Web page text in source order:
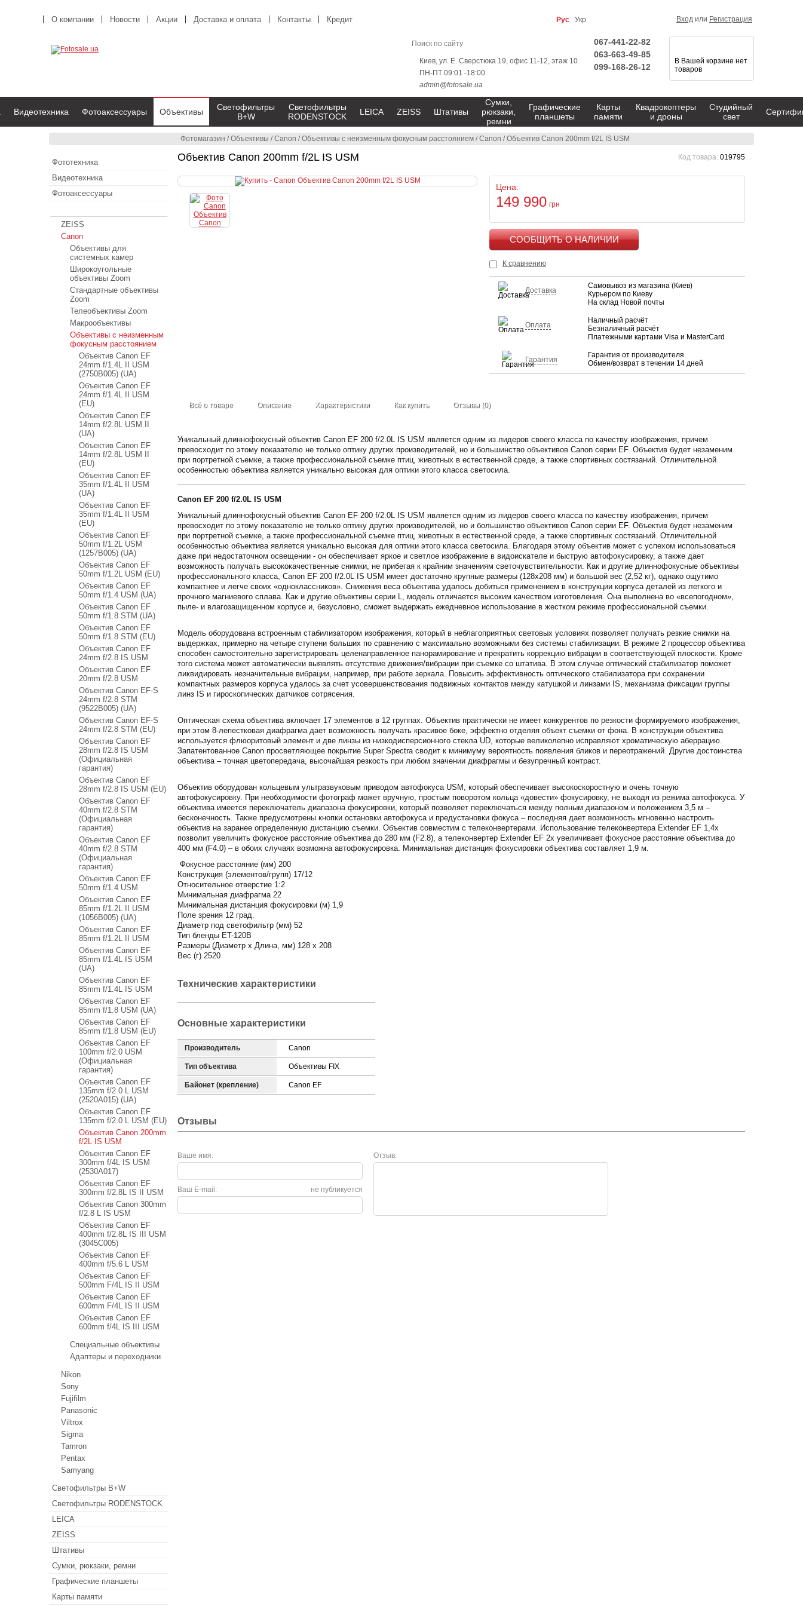
Фотомагазин /Объективы /Canon /Объективы с неизменным фокусным расстоянием /Canon /Объектив Canon 200mm f/2L IS USM
Объектив Canon 200mm f/2L IS USM Код товара: 019795
Цена:
149 990 грн
К сравнению
Доставка
Самовывоз из магазина (Киев)
Курьером по Киеву
На склад Новой почты
Оплата
Наличный расчёт
Безналичный расчёт
Платежными картами Visa и MasterCard
Гарантия
Гарантия от производителя
Обмен/возврат в течении 14 дней
Всё о товаре Описание Характеристики Как купить Отзывы (0)
Уникальный длиннофокусный объектив Canon EF 200 f/2.0L IS USM является одним из лидеров своего класса по качеству изображения, причем
превосходит по этому показателю не только оптику других производителей, но и большинство объективов Canon серии EF. Объектив будет незаменим
при портретной съемке, а также профессиональной съемке птиц, животных в естественной среде, а также спортивных состязаний. Отличительной
особенностью объектива является уникально высокая для оптики этого класса светосила.
Canon EF 200 f/2.0L IS USM
Уникальный длиннофокусный объектив Canon EF 200 f/2.0L IS USM является одним из лидеров своего класса по качеству изображения, причем
превосходит по этому показателю не только оптику других производителей, но и большинство объективов Canon серии EF. Объектив будет незаменим
при портретной съемке, а также профессиональной съемке птиц, животных в естественной среде, а также спортивных состязаний. Отличительной
особенностью объектива является уникально высокая для оптики этого класса светосила. Благодаря этому объектив может с успехом использоваться
даже при недостаточном освещении - он обеспечивает яркое и светлое изображение в видоискателе и быструю автофокусировку, а также дает
возможность получать высококачественные снимки, не прибегая к крайним значениям светочувствительности. Как и другие длиннофокусные объективы
профессионального класса, Canon EF 200 f/2.0L IS USM имеет достаточно крупные размеры (128х208 мм) и большой вес (2,52 кг), однако ощутимо
компактнее и легче своих «одноклассников». Снижения веса объектива удалось добиться применением в конструкции корпуса деталей из легкого и
прочного магниевого сплава. Как и другие объективы серии L, модель отличается высоким качеством изготовления. Она выполнена во «всепогодном»,
пыле- и влагозащищенном корпусе и, безусловно, сможет выдержать ежедневное использование в жестком режиме профессиональной съемки.
Модель оборудована встроенным стабилизатором изображения, который в неблагоприятных световых условиях позволяет получать резкие снимки на
выдержках, примерно на четыре ступени больших по сравнению с максимально возможными без системы стабилизации. В режиме 2 процессор объектива
способен самостоятельно зарегистрировать целенаправленное панорамирование и прекратить коррекцию вибрации в соответствующей плоскости. Кроме
того система может автоматически выявлять отсутствие движения/вибрации при съемке со штатива. В этом случае оптический стабилизатор поможет
ликвидировать незначительные вибрации, например, при работе зеркала. Повысить эффективность оптического стабилизатора при сохранении
компактных размеров корпуса удалось за счет усовершенствования подвижных контактов между катушкой и линзами IS, механизма фиксации группы
линз IS и гироскопических датчиков сотрясения.
Оптическая схема объектива включает 17 элементов в 12 группах. Объектив практически не имеет конкурентов по резкости формируемого изображения,
при этом 8-лепестковая диафрагма дает возможность получать красивое боке, эффектно отделяя объект съемки от фона. В конструкции объектива
используется флюоритовый элемент и две линзы из низкодисперсионного стекла UD, которые великолепно исправляют хроматическую аберрацию.
Запатентованное Canon просветляющее покрытие Super Spectra сводит к минимуму вероятность появления бликов и переотражений. Другие достоинства
объектива – точная цветопередача, высочайшая резкость при любом значении диафрагмы и безупречный контраст.
Объектив оборудован кольцевым ультразвуковым приводом автофокуса USM, который обеспечивает высокоскоростную и очень точную
автофокусировку. При необходимости фотограф может вручную, простым поворотом кольца «довести» фокусировку, не выходя из режима автофокуса. У
объектива имеется переключатель диапазона фокусировки, который позволяет переключаться между полным диапазоном и положением 3,5 м –
бесконечность. Также предусмотрены кнопки остановки автофокуса и предустановки фокуса – последняя дает возможность мгновенно настроить
объектив на заранее определенную дистанцию съемки. Объектив совместим с телеконвертерами. Использование телеконвертера Extender EF 1,4x
позволит увеличить фокусное расстояние объектива до 280 мм (F2.8), а телеконвертер Extender EF 2х увеличивает фокусное расстояние объектива до
400 мм (F4.0) – в обоих случаях возможна автофокусировка. Минимальная дистанция фокусировки объектива составляет 1,9 м.
Фокусное расстояние (мм) 200
Конструкция (элементов/групп) 17/12
Относительное отверстие 1:2
Минимальная диафрагма 22
Минимальная дистанция фокусировки (м) 1,9
Поле зрения 12 град.
Диаметр под светофильтр (мм) 52
Тип бленды ET-120B
Размеры (Диаметр х Длина, мм) 128 x 208
Вес (г) 2520
Технические характеристики
Основные характеристики
Производитель Canon
Тип объектива Объективы FIX
Байонет (крепление) Canon EF
Отзывы
Ваше имя: Отзыв:
не публикуется
Ваш E-mail:
О компании Новости Акции Доставка и оплата Контакты Кредит Рус Укр Вход или Регистрация
Киев, ул. Е. Сверстюка 19, офис 11-12, этаж 10
ПН-ПТ 09:01 -18:00
admin@fotosale.ua
067-441-22-82
063-663-49-85
099-168-26-12
В Вашей корзине нет
товаров
Видеотехника Фотоаксессуары Объективы
Светофильтры
B+W
Светофильтры
RODENSTOCK
LEICA ZEISS Штативы
Сумки,
рюкзаки,
ремни
Графические
планшеты
Карты
памяти
Квадрокоптеры
и дроны
Студийный
свет
Фототехника
Видеотехника
Фотоаксессуары
ZEISS
Canon
Объективы для
системных камер
Широкоугольные
объективы Zoom
Стандартные объективы
Zoom
Телеобъективы Zoom
Макрообъективы
Объективы с неизменным
фокусным расстоянием
Объектив Canon EF
24mm f/1.4L II USM
(2750B005) (UA)
Объектив Canon EF
24mm f/1.4L II USM
(EU)
Объектив Canon EF
14mm f/2.8L USM II
(UA)
Объектив Canon EF
14mm f/2.8L USM II
(EU)
Объектив Canon EF
35mm f/1.4L II USM
(UA)
Объектив Canon EF
35mm f/1.4L II USM
(EU)
Объектив Canon EF
50mm f/1.2L USM
(1257B005) (UA)
Объектив Canon EF
50mm f/1.2L USM (EU)
Объектив Canon EF
50mm f/1.4 USM (UA)
Объектив Canon EF
50mm f/1.8 STM (UA)
Объектив Canon EF
50mm f/1.8 STM (EU)
Объектив Сanon EF
24mm f/2.8 IS USM
Объектив Canon EF
20mm f/2.8 USM
Объектив Canon EF-S
24mm f/2.8 STM
(9522B005) (UA)
Объектив Canon EF-S
24mm f/2.8 STM (EU)
Объектив Canon EF
28mm f/2.8 IS USM
(Официальная
гарантия)
Объектив Canon EF
28mm f/2.8 IS USM (EU)
Объектив Canon EF
40mm f/2.8 STM
(Официальная
гарантия)
Объектив Canon EF
40mm f/2.8 STM
(Официальная
гарантия)
Объектив Canon EF
50mm f/1.4 USM
Объектив Canon EF
85mm f/1.2L II USM
(1056B005) (UA)
Объектив Canon EF
85mm f/1.2L II USM
Объектив Canon EF
85mm f/1.4L IS USM
(UA)
Объектив Canon EF
85mm f/1.4L IS USM
Объектив Canon EF
85mm f/1.8 USM (UA)
Объектив Canon EF
85mm f/1.8 USM (EU)
Объектив Canon EF
100mm f/2.0 USM
(Официальная
гарантия)
Объектив Canon EF
135mm f/2.0 L USM
(2520A015) (UA)
Объектив Canon EF
135mm f/2.0 L USM (EU)
Объектив Canon 200mm
f/2L IS USM
Объектив Canon EF
300mm f/4L IS USM
(2530A017)
Объектив Canon EF
300mm f/2.8L IS II USM
Объектив Canon 300mm
f/2.8 L IS USM
Объектив Canon EF
400mm f/2.8L IS III USM
(3045C005)
Объектив Canon EF
400mm f/5.6 L USM
Объектив Canon EF
500mm F/4L IS II USM
Объектив Canon EF
600mm F/4L IS II USM
Объектив Canon EF
600mm f/4L IS III USM
Специальные объективы
Адаптеры и переходники
Nikon
Sony
Fujifilm
Panasonic
Viltrox
Sigma
Tamron
Pentax
Samyang
Светофильтры B+W
Светофильтры RODENSTOCK
LEICA
ZEISS
Штативы
Сумки, рюкзаки, ремни
Графические планшеты
Карты памяти